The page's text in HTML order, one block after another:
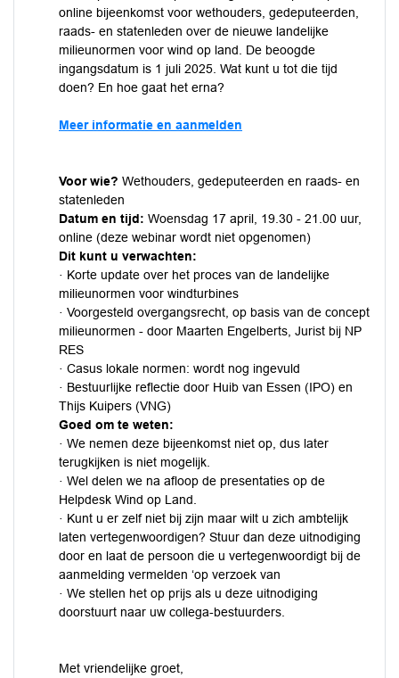
online bijeenkomst voor wethouders, gedeputeerden,
raads- en statenleden over de nieuwe landelijke
milieunormen voor wind op land. De beoogde
ingangsdatum is 1 juli 2025. Wat kunt u tot die tijd
doen? En hoe gaat het erna?
Meer informatie en aanmelden
Voor wie? Wethouders, gedeputeerden en raads- en
statenleden
Datum en tijd: Woensdag 17 april, 19.30 - 21.00 uur,
online (deze webinar wordt niet opgenomen)
Dit kunt u verwachten:
· Korte update over het proces van de landelijke
milieunormen voor windturbines
· Voorgesteld overgangsrecht, op basis van de concept
milieunormen - door Maarten Engelberts, Jurist bij NP
RES
· Casus lokale normen: wordt nog ingevuld
· Bestuurlijke reflectie door Huib van Essen (IPO) en
Thijs Kuipers (VNG)
Goed om te weten:
· We nemen deze bijeenkomst niet op, dus later
terugkijken is niet mogelijk.
· Wel delen we na afloop de presentaties op de
Helpdesk Wind op Land.
· Kunt u er zelf niet bij zijn maar wilt u zich ambtelijk
laten vertegenwoordigen? Stuur dan deze uitnodiging
door en laat de persoon die u vertegenwoordigt bij de
aanmelding vermelden ‘op verzoek van
· We stellen het op prijs als u deze uitnodiging
doorstuurt naar uw collega-bestuurders.
Met vriendelijke groet,